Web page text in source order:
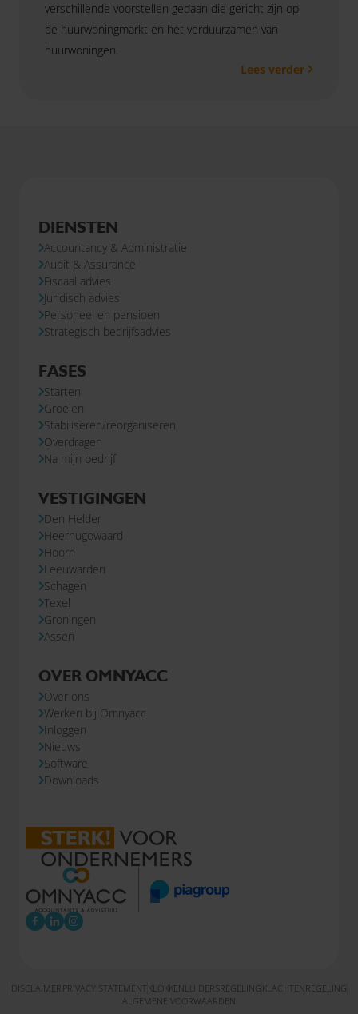
verschillende voorstellen gedaan die gericht zijn op
de huurwoningmarkt en het verduurzamen van
huurwoningen.
Lees verder
DIENSTEN
Accountancy & Administratie
Audit & Assurance
Fiscaal advies
Juridisch advies
Personeel en pensioen
Strategisch bedrijfsadvies
FASES
Starten
Groeien
Stabiliseren/reorganiseren
Overdragen
Na mijn bedrijf
VESTIGINGEN
Den Helder
Heerhugowaard
Hoorn
Leeuwarden
Schagen
Texel
Groningen
Assen
OVER OMNYACC
Over ons
Werken bij Omnyacc
Inloggen
Nieuws
Software
Downloads
DISCLAIMER PRIVACY STATEMENT KLOKKENLUIDERSREGELING KLACHTENREGELING
ALGEMENE VOORWAARDEN